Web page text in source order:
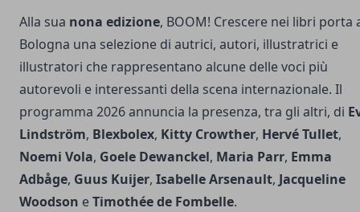
Alla sua nona edizione, BOOM! Crescere nei libri porta
Bologna una selezione di autrici, autori, illustratrici e
illustratori che rappresentano alcune delle voci più
autorevoli e interessanti della scena internazionale. Il
programma 2026 annuncia la presenza, tra gli altri, di
Lindström, Blexbolex, Kitty Crowther, Hervé Tullet,
Noemi Vola, Goele Dewanckel, Maria Parr, Emma
Adbåge, Guus Kuijer, Isabelle Arsenault, Jacqueline
Woodson eTimothée de Fombelle.